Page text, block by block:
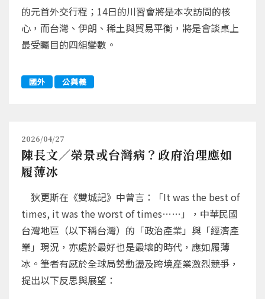
的元首外交行程；14日的川習會將是本次訪問的核
心，而台灣、伊朗、稀土與貿易平衡，將是會談桌上
最受矚目的四組變數。
國外 公與義
2026/04/27
陳長文／榮景或台灣病？政府治理應如
履薄冰
狄更斯在《雙城記》中曾言：「It was the best of
times, it was the worst of times……」，中華民國
台灣地區（以下稱台灣）的「政治產業」與「經濟產
業」現況，亦處於最好也是最壞的時代，應如履薄
冰。筆者有感於全球局勢動盪及跨境產業激烈競爭，
提出以下反思與展望：